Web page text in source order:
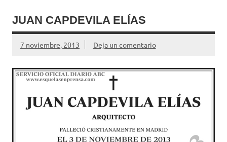
JUAN CAPDEVILA ELÍAS
7 noviembre, 2013 Deja un comentario